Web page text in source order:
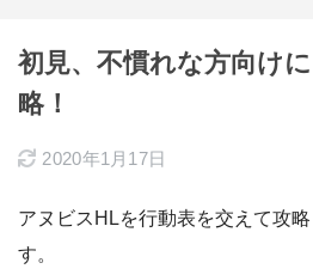
初見、不慣れな方向け
略！
2020年1月17日
アヌビスHLを行動表を交えて攻
す。